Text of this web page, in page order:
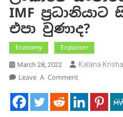
IMF
එපා වුණාද?
Economy Explainer
March 28, 2022 Kalana
Leave A CommentOn
සංචාරයෙන්
පසුව